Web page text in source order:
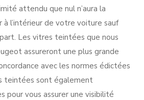
attendu que nul n’aura la
l’intérieur de votre voiture sauf
Les vitres teintées que nous
assureront une plus grande
avec les normes édictées
teintées sont également
pour vous assurer une visibilité